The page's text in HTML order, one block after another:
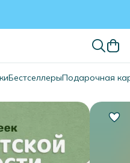
БестселлерыПодарочная